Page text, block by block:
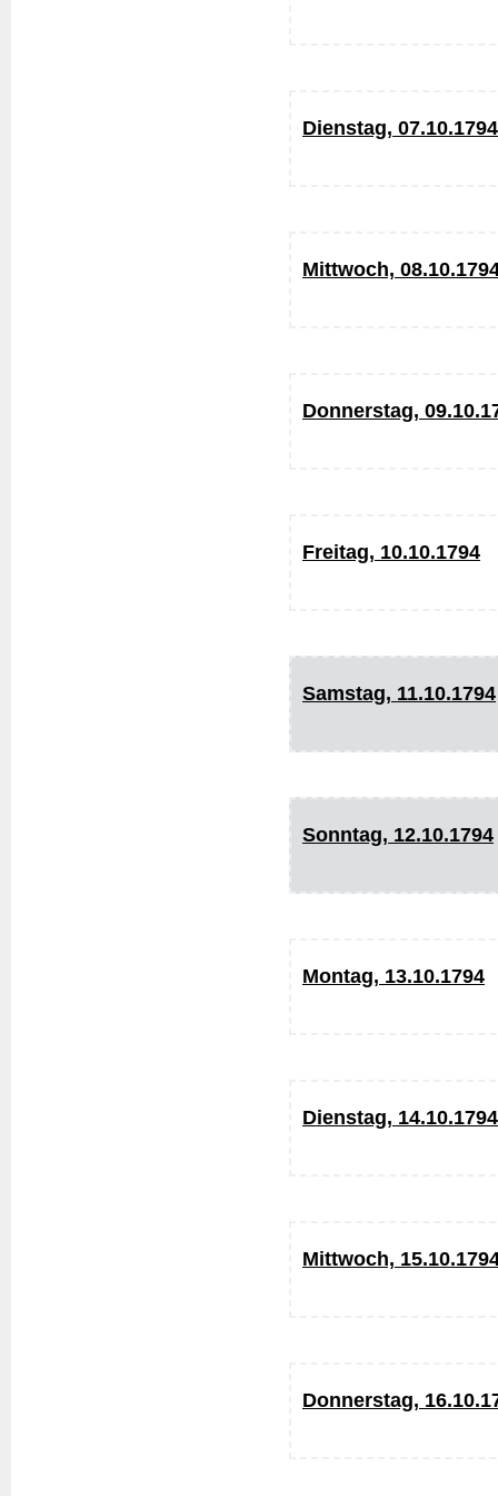
Dienstag, 07.10.1794
Mittwoch,
Donnerstag,
Freitag, 10.10.1794
Samstag, 11.10.1794
Sonntag, 12.10.1794
Montag, 13.10.1794
Dienstag, 14.10.1794
Mittwoch,
Donnerstag,